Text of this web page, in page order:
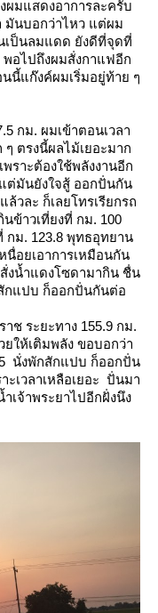
มแสดงอาการละครับ
มันบอกว่าไหว แต่ผม
เป็นลมแดด ยังดีที่จุดที่
พอไปถึงผมสั่งกาแฟอีก
แก๊งค์ผมเริ่มอยู่ท้าย ๆ
กม. ผมเข้าตอนเวลา
ๆ ตรงนี้ผลไม้เยอะมาก
ราะต้องใช้พลังงานอีก
ต่มันยังใจสู้ ออกปั่นกัน
วละ ก็เลยโทรเรียกรถ
าวเที่ยงที่ กม. 100
ม. 123.8 พุทธอุทยาน
นื่อยเอาการเหมือนกัน
งน้ำแดงโซดามากิน ชื่น
กแปบ ก็ออกปั่นกันต่อ
ช ระยะทาง 155.9 กม.
ยให้เติมพลัง ขอบอกว่า
นั่งพักสักแปบ ก็ออกปั่น
เวลาเหลือเยอะ ปั่นมา
จ้าพระยาไปอีกฝั่งนึง